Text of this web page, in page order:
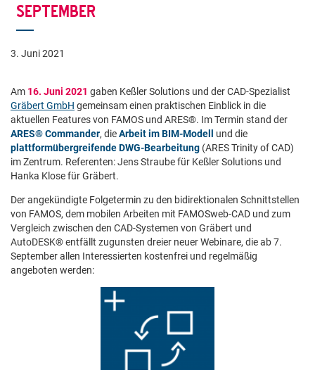
SEPTEMBER
3. Juni 2021
Am 16. Juni 2021 gaben Keßler Solutions und der CAD-Spezialist
Gräbert GmbH gemeinsam einen praktischen Einblick in die
aktuellen Features von FAMOS und ARES®. Im Termin stand der
ARES® Commander, dieArbeit im BIM-Modell
und die
plattformübergreifende DWG-Bearbeitung (ARES Trinity of CAD)
im Zentrum. Referenten: Jens Straube für Keßler Solutions und
Hanka Klose für Gräbert.
Der angekündigte Folgetermin zu den bidirektionalen Schnittstellen
von FAMOS, dem mobilen Arbeiten mit FAMOSweb-CAD und zum
Vergleich zwischen den CAD-Systemen von Gräbert und
AutoDESK® entfällt zugunsten dreier neuer Webinare, die ab 7.
September allen Interessierten kostenfrei und regelmäßig
angeboten werden: